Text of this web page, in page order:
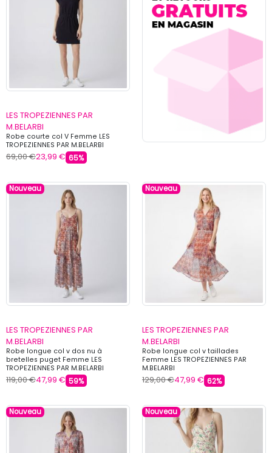
LES TROPEZIENNES PAR
M.BELARBI
Robe courte col V Femme LES
TROPEZIENNES PAR M.BELARBI
69,00 €23,99 € 65%
Nouveau
LES TROPEZIENNES PAR
M.BELARBI
Robe longue col v dos nu à
bretelles puget Femme LES
TROPEZIENNES PAR M.BELARBI
119,00 €47,99 € 59%
Nouveau
LES TROPEZIENNES PAR
M.BELARBI
Robe longue col v taillades
Femme LES TROPEZIENNES PAR
M.BELARBI
129,00 €47,99 € 62%
Nouveau Nouveau